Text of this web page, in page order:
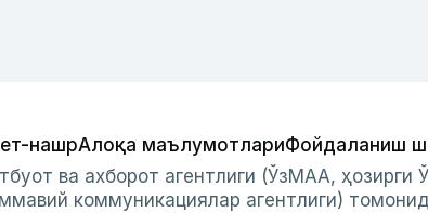
нашрАлоқа маълумотлариФойдаланиш
ва ахборот агентлиги (ЎзМАА, ҳозирги
коммуникациялар агентлиги)